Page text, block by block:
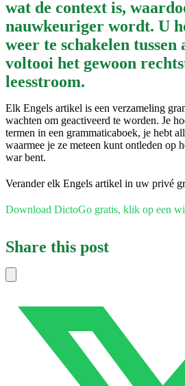
wat de context is,
nauwkeuriger wordt. U
weer te schakelen tussen
voltooi het gewoon
leesstroom.
Elk Engels artikel is een verzameling
wachten om geactiveerd te worden. Je
termen in een grammaticaboek, je hebt
waarmee je ze meteen kunt ontleden op
war bent.
Verander elk Engels artikel in uw privé
Download DictoGo gratis, klik op een
Share this post